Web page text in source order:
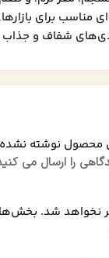
مناسب برای
شفاف و جذاب
محصول نوشته
را ارسال می
نخواهد شد.